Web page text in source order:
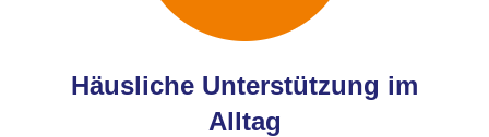
Häusliche Unterstützung im
Alltag